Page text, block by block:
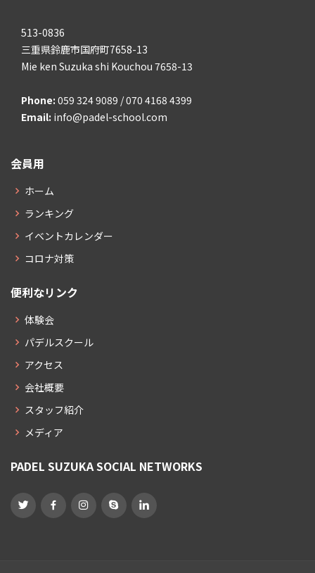
513-0836
三重県鈴鹿市国府町7658-13
Mie ken Suzuka shi Kouchou 7658-13
Phone: 059 324 9089 / 070 4168 4399
Email: info@padel-school.com
会員用
ホーム
ランキング
イベントカレンダー
コロナ対策
便利なリンク
体験会
パデルスクール
アクセス
会社概要
スタッフ紹介
メディア
PADEL SUZUKA SOCIAL NETWORKS